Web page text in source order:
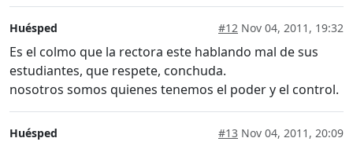
Huésped #12 Nov 04, 2011, 19:32
Es el colmo que la rectora este hablando mal de sus
estudiantes, que respete, conchuda.
nosotros somos quienes tenemos el poder y el control.
Huésped #13 Nov 04, 2011, 20:09